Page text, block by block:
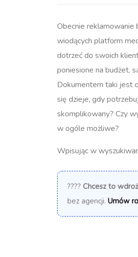
Obecnie reklamowanie
wiodących platform
dotrzeć do swoich
poniesione na budżet,
Dokumentem taki jest
się dzieje, gdy
skomplikowany? Czy
w ogóle możliwe?
Wpisując w
???? Chcesz to
bez agencji. Umów